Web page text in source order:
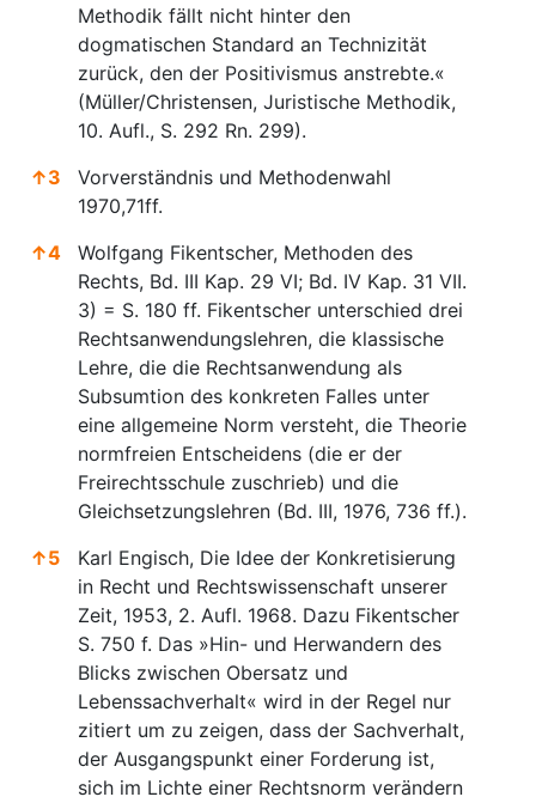
Methodik fällt nicht hinter den
dogmatischen Standard an Technizität
zurück, den der Positivismus anstrebte.«
(Müller/Christensen, Juristische Methodik,
10. Aufl., S. 292 Rn. 299).
↑3
Vorverständnis und Methodenwahl
1970,71ff.
↑4
Wolfgang Fikentscher, Methoden des
Rechts, Bd. III Kap. 29 VI; Bd. IV Kap. 31 VII.
3) = S. 180 ff. Fikentscher unterschied drei
Rechtsanwendungslehren, die klassische
Lehre, die die Rechtsanwendung als
Subsumtion des konkreten Falles unter
eine allgemeine Norm versteht, die Theorie
normfreien Entscheidens (die er der
Freirechtsschule zuschrieb) und die
Gleichsetzungslehren (Bd. III, 1976, 736 ff.).
↑5
Karl Engisch, Die Idee der Konkretisierung
in Recht und Rechtswissenschaft unserer
Zeit, 1953, 2. Aufl. 1968. Dazu Fikentscher
S. 750 f. Das »Hin- und Herwandern des
Blicks zwischen Obersatz und
Lebenssachverhalt« wird in der Regel nur
zitiert um zu zeigen, dass der Sachverhalt,
der Ausgangspunkt einer Forderung ist,
sich im Lichte einer Rechtsnorm verändern